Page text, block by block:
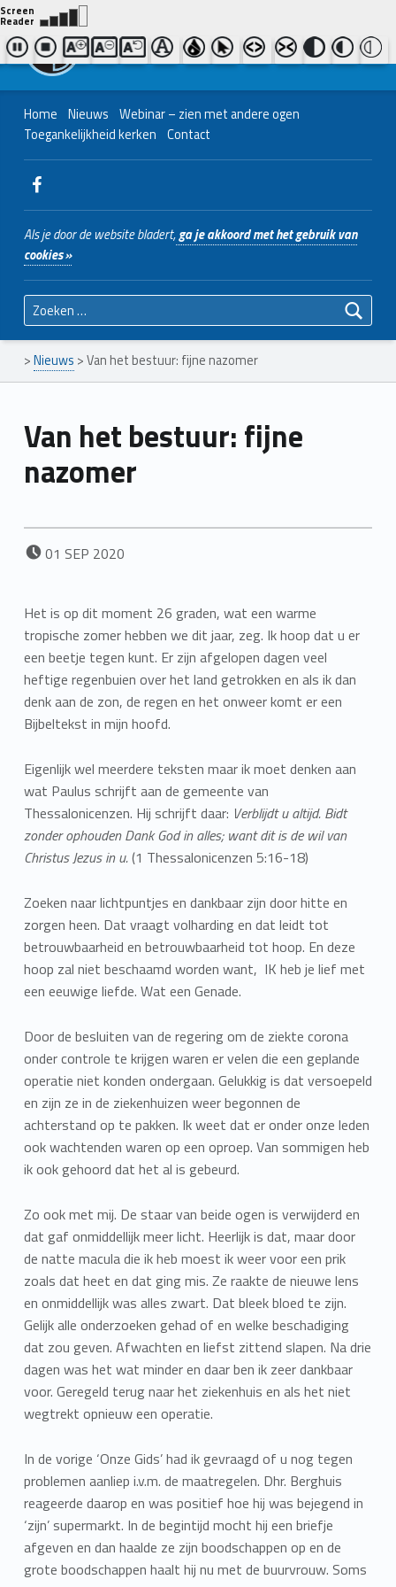
Contact ons
| Bel ons
038 - 427 04 48
Home Nieuws Webinar – zien met andere ogen
Toegankelijkheid kerken Contact
WebMan on Facebook
Als je door de website bladert,ga je akkoord met het gebruik van
cookies »
Zoeken naar:
>Nieuws >Van het bestuur: fijne nazomer
Van het bestuur: fijne
nazomer
POSTED ON:
01 SEP 2020
Het is op dit moment 26 graden, wat een warme
tropische zomer hebben we dit jaar, zeg. Ik hoop dat u er
een beetje tegen kunt. Er zijn afgelopen dagen veel
heftige regenbuien over het land getrokken en als ik dan
denk aan de zon, de regen en het onweer komt er een
Bijbeltekst in mijn hoofd.
Eigenlijk wel meerdere teksten maar ik moet denken aan
wat Paulus schrijft aan de gemeente van
Thessalonicenzen. Hij schrijft daar: Verblijdt u altijd. Bidt
zonder ophouden Dank God in alles; want dit is de wil van
Christus Jezus in u.(1 Thessalonicenzen 5:16-18)
Zoeken naar lichtpuntjes en dankbaar zijn door hitte en
zorgen heen. Dat vraagt volharding en dat leidt tot
betrouwbaarheid en betrouwbaarheid tot hoop. En deze
hoop zal niet beschaamd worden want, IK heb je lief met
een eeuwige liefde. Wat een Genade.
Door de besluiten van de regering om de ziekte corona
onder controle te krijgen waren er velen die een geplande
operatie niet konden ondergaan. Gelukkig is dat versoepeld
en zijn ze in de ziekenhuizen weer begonnen de
achterstand op te pakken. Ik weet dat er onder onze leden
ook wachtenden waren op een oproep. Van sommigen heb
ik ook gehoord dat het al is gebeurd.
Zo ook met mij. De staar van beide ogen is verwijderd en
dat gaf onmiddellijk meer licht. Heerlijk is dat, maar door
de natte macula die ik heb moest ik weer voor een prik
zoals dat heet en dat ging mis. Ze raakte de nieuwe lens
en onmiddellijk was alles zwart. Dat bleek bloed te zijn.
Gelijk alle onderzoeken gehad of en welke beschadiging
dat zou geven. Afwachten en liefst zittend slapen. Na drie
dagen was het wat minder en daar ben ik zeer dankbaar
voor. Geregeld terug naar het ziekenhuis en als het niet
wegtrekt opnieuw een operatie.
In de vorige ‘Onze Gids’ had ik gevraagd of u nog tegen
problemen aanliep i.v.m. de maatregelen. Dhr. Berghuis
reageerde daarop en was positief hoe hij was bejegend in
‘zijn’ supermarkt. In de begintijd mocht hij een briefje
afgeven en dan haalde ze zijn boodschappen op en de
grote boodschappen haalt hij nu met de buurvrouw. Soms